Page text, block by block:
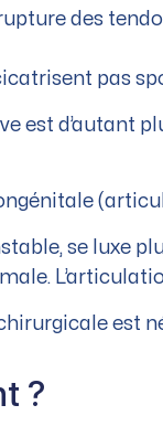
des
pas
est d’autant
se luxe
est
?